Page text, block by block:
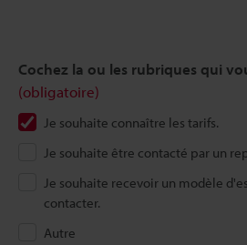
Cochez la ou les rubriques qui
(obligatoire)
Je souhaite connaître les tarifs.
Je souhaite être contacté par un
Je souhaite recevoir un modèle
contacter.
Autre